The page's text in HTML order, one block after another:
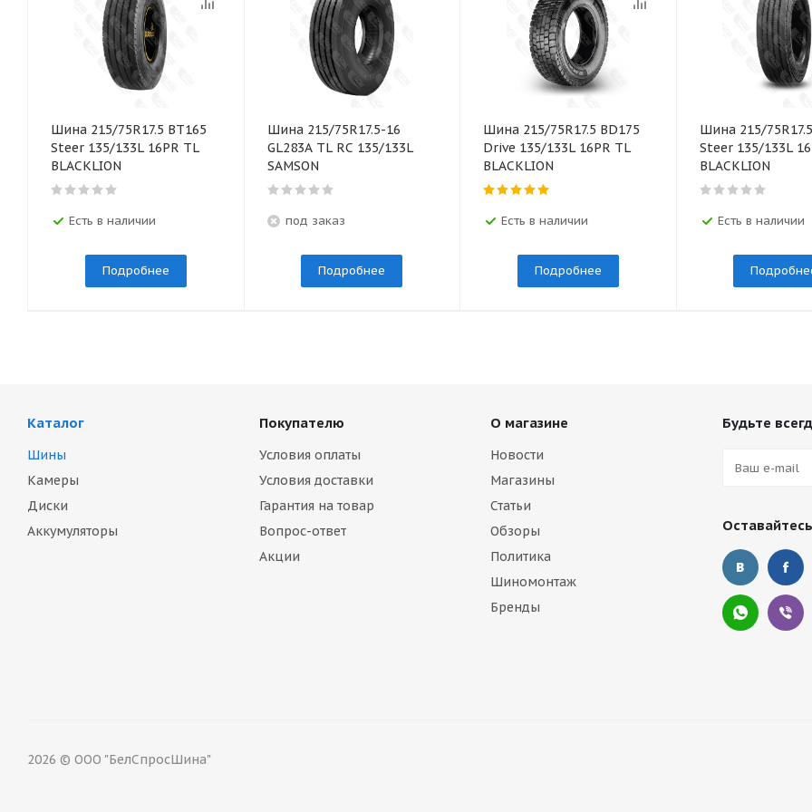
Шина 215/75R17.5 BТ165
Steer 135/133L 16PR TL
BLACKLION
Есть в наличии
Подробнее
Шина 215/75R17.5-16
GL283A TL RC 135/133L
SAMSON
под заказ
Подробнее
Шина 215/75R17.5 BD175
Drive 135/133L 16PR TL
BLACKLION
Есть в наличии
Подробнее
Шина 215/
Steer 135/133L
BLACKLION
Есть в наличии
Каталог
Шины
Камеры
Диски
Аккумуляторы
Покупателю
Условия оплаты
Условия доставки
Гарантия на товар
Вопрос-ответ
Акции
О магазине
Новости
Магазины
Статьи
Обзоры
Политика
Шиномонтаж
Бренды
Будьте
2026 © ООО "БелСпросШина"